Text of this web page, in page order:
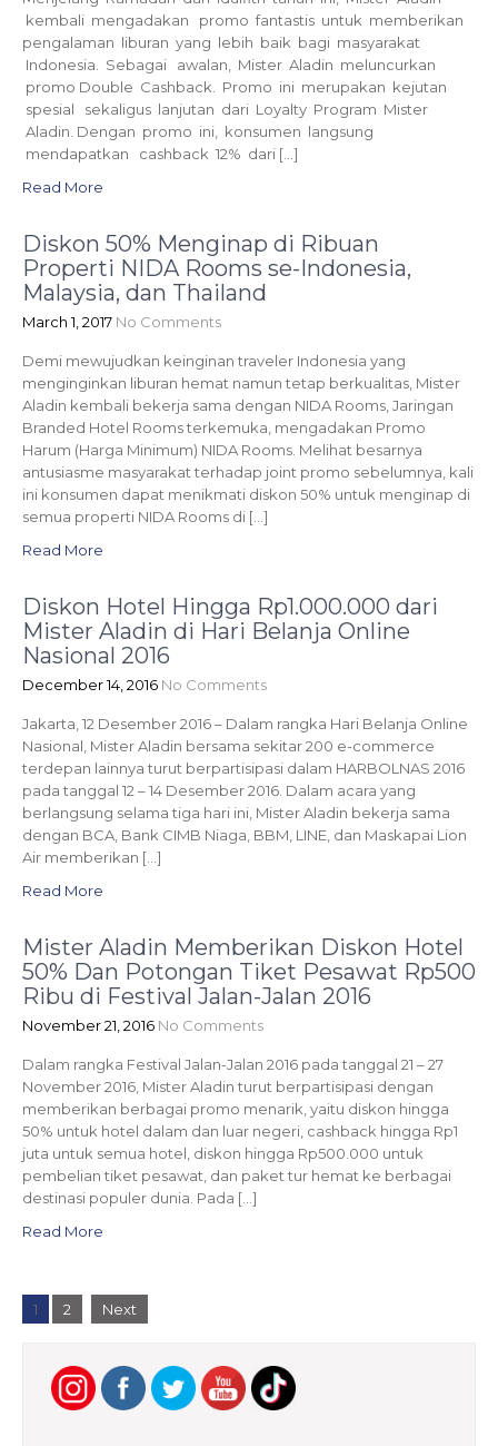
kembali mengadakan promo fantastis untuk memberikan
pengalaman liburan yang lebih baik bagi masyarakat
Indonesia. Sebagai awalan, Mister Aladin meluncurkan
promo Double Cashback. Promo ini merupakan kejutan
spesial sekaligus lanjutan dari Loyalty Program Mister
Aladin. Dengan promo ini, konsumen langsung
mendapatkan cashback 12% dari […]
Read More
Diskon 50% Menginap di Ribuan
Properti NIDA Rooms se-Indonesia,
Malaysia, dan Thailand
March 1, 2017 No Comments
Demi mewujudkan keinginan traveler Indonesia yang
menginginkan liburan hemat namun tetap berkualitas, Mister
Aladin kembali bekerja sama dengan NIDA Rooms, Jaringan
Branded Hotel Rooms terkemuka, mengadakan Promo
Harum (Harga Minimum) NIDA Rooms. Melihat besarnya
antusiasme masyarakat terhadap joint promo sebelumnya, kali
ini konsumen dapat menikmati diskon 50% untuk menginap di
semua properti NIDA Rooms di […]
Read More
Diskon Hotel Hingga Rp1.000.000 dari
Mister Aladin di Hari Belanja Online
Nasional 2016
December 14, 2016 No Comments
Jakarta, 12 Desember 2016 – Dalam rangka Hari Belanja Online
Nasional, Mister Aladin bersama sekitar 200 e-commerce
terdepan lainnya turut berpartisipasi dalam HARBOLNAS 2016
pada tanggal 12 – 14 Desember 2016. Dalam acara yang
berlangsung selama tiga hari ini, Mister Aladin bekerja sama
dengan BCA, Bank CIMB Niaga, BBM, LINE, dan Maskapai Lion
Air memberikan […]
Read More
Mister Aladin Memberikan Diskon Hotel
50% Dan Potongan Tiket Pesawat Rp500
Ribu di Festival Jalan-Jalan 2016
November 21, 2016 No Comments
Dalam rangka Festival Jalan-Jalan 2016 pada tanggal 21 – 27
November 2016, Mister Aladin turut berpartisipasi dengan
memberikan berbagai promo menarik, yaitu diskon hingga
50% untuk hotel dalam dan luar negeri, cashback hingga Rp1
juta untuk semua hotel, diskon hingga Rp500.000 untuk
pembelian tiket pesawat, dan paket tur hemat ke berbagai
destinasi populer dunia. Pada […]
Read More
P
o
1 2 Next